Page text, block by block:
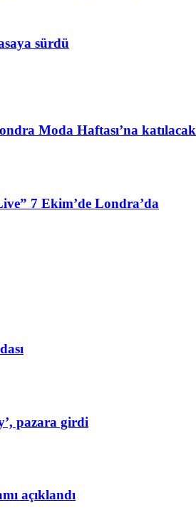
sürdü
Moda Haftası’na katılacak
7 Ekim’de Londra’da
pazara girdi
açıklandı